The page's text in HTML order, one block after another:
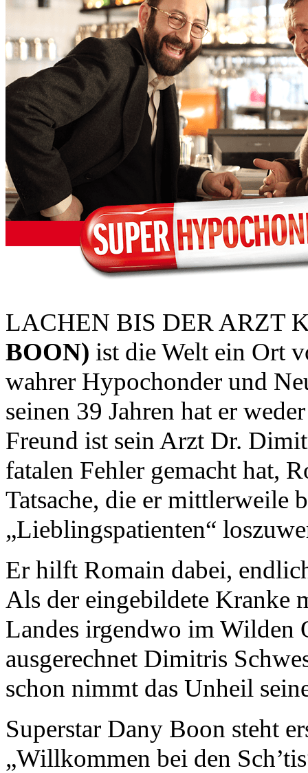
LACHEN BIS DER ARZT
BOON) ist die Welt ein Ort
wahrer Hypochonder und
seinen 39 Jahren hat er
Freund ist sein Arzt Dr.
fatalen Fehler gemacht hat,
Tatsache, die er mittlerweile
„Lieblingspatienten“
Er hilft Romain dabei,
Als der eingebildete Kranke
Landes irgendwo im Wilden
ausgerechnet Dimitris
schon nimmt das Unheil
Superstar Dany Boon steht
„Willkommen bei den